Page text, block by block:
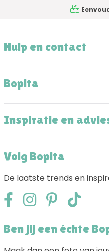
Hulp en contact
Bopita
Inspiratie en
Volg Bopita
De laatste trends en
Ben jij een échte